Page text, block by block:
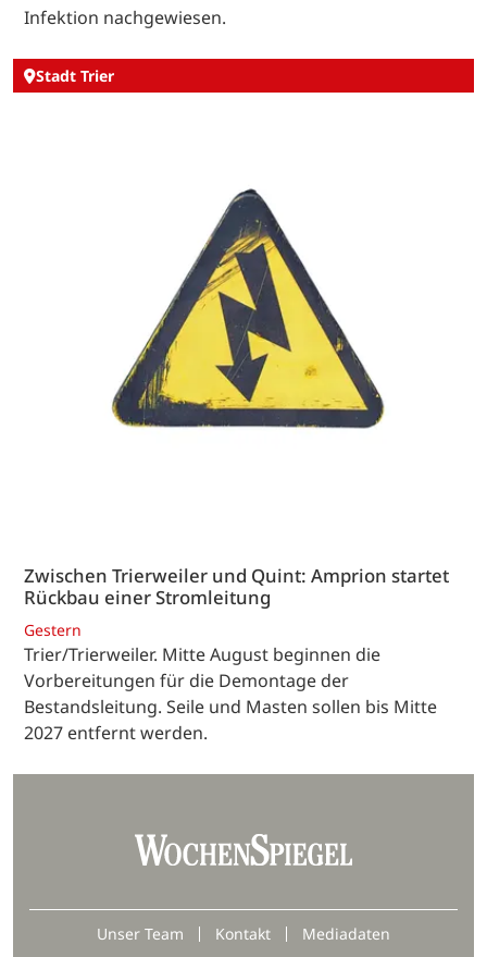
Infektion nachgewiesen.
Stadt Trier
Zwischen Trierweiler und Quint: Amprion startet
Rückbau einer Stromleitung
Gestern
Trier/Trierweiler. Mitte August beginnen die
Vorbereitungen für die Demontage der
Bestandsleitung. Seile und Masten sollen bis Mitte
2027 entfernt werden.
Unser Team Kontakt
Mediadaten